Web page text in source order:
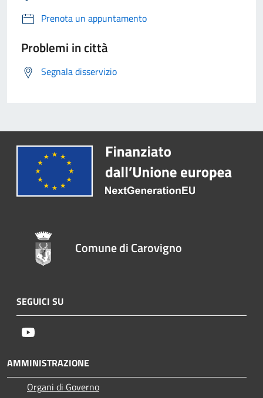
Prenota un appuntamento
Problemi in città
Segnala disservizio
Comune di Carovigno
SEGUICI SU
AMMINISTRAZIONE
Organi di Governo